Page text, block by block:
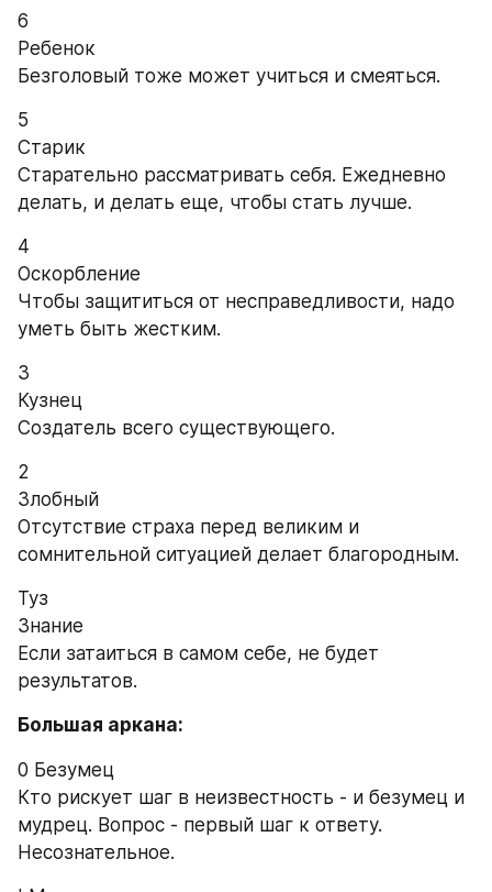
6
Ребенок
Безголовый тоже может учиться и смеяться.
5
Старик
Старательно рассматривать себя. Ежедневно
делать, и делать еще, чтобы стать лучше.
4
Оскорбление
Чтобы защититься от несправедливости, надо
уметь быть жестким.
3
Кузнец
Создатель всего существующего.
2
Злобный
Отсутствие страха перед великим и
сомнительной ситуацией делает благородным.
Туз
Знание
Если затаиться в самом себе, не будет
результатов.
Большая аркана:
0 Безумец
Кто рискует шаг в неизвестность - и безумец и
мудрец. Вопрос - первый шаг к ответу.
Несознательное.